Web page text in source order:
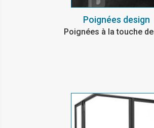
Poignées design
Poignées à la touche